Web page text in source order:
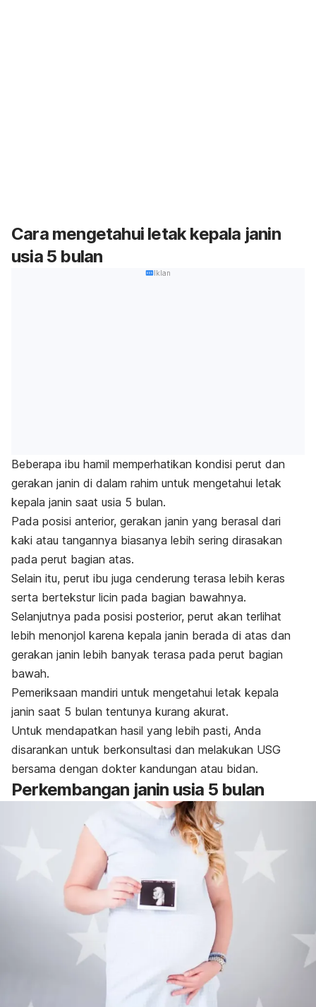
Cara mengetahui letak kepala janin
usia 5 bulan
Iklan
Beberapa ibu hamil memperhatikan kondisi perut dan
gerakan janin di dalam rahim untuk mengetahui letak
kepala janin saat usia 5 bulan.
Pada posisi anterior, gerakan janin yang berasal dari
kaki atau tangannya biasanya lebih sering dirasakan
pada perut bagian atas.
Selain itu, perut ibu juga cenderung terasa lebih keras
serta bertekstur licin pada bagian bawahnya.
Selanjutnya pada posisi posterior, perut akan terlihat
lebih menonjol karena kepala janin berada di atas dan
gerakan janin lebih banyak terasa pada perut bagian
bawah.
Pemeriksaan mandiri untuk mengetahui letak kepala
janin saat 5 bulan tentunya kurang akurat.
Untuk mendapatkan hasil yang lebih pasti, Anda
disarankan untuk berkonsultasi dan melakukan USG
bersama dengan dokter kandungan atau bidan.
Perkembangan janin usia 5 bulan